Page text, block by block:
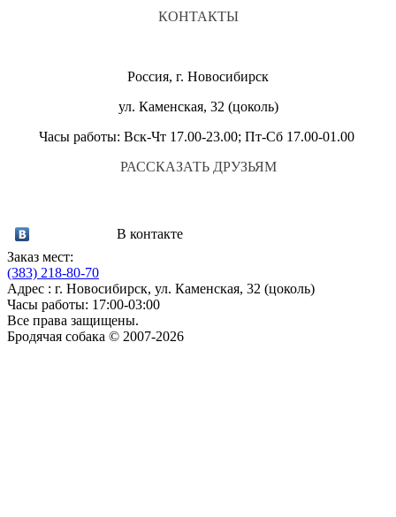
КОНТАКТЫ
Россия, г. Новосибирск
ул. Каменская, 32 (цоколь)
Часы работы: Вск-Чт 17.00-23.00; Пт-Сб 17.00-01.00
РАССКАЗАТЬ ДРУЗЬЯМ
В контакте
Заказ мест:
(383) 218-80-70
Адрес : г. Новосибирск, ул. Каменская, 32 (цоколь)
Часы работы: 17:00-03:00
Все права защищены.
Бродячая собака © 2007-2026